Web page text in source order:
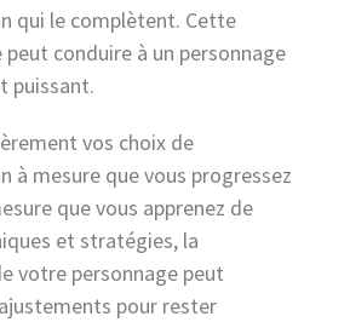
qui le complètent. Cette
peut conduire à un personnage
puissant.
vos choix de
à mesure que vous progressez
que vous apprenez de
et stratégies, la
votre personnage peut
pour rester